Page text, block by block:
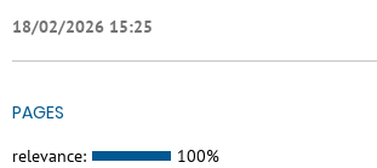
18/02/2026 15:25
PAGES
relevance: 100%